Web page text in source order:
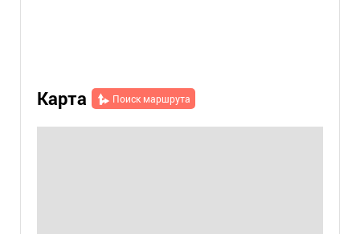
Карта Поиск маршрута